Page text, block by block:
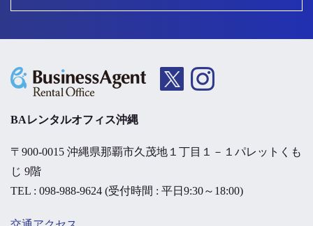
BAレンタルオフィス沖縄
〒900-0015 沖縄県那覇市久茂地１丁目１－１パレットくも
じ 9階
TEL : 098-988-9624 (受付時間 : 平日9:30～18:00)